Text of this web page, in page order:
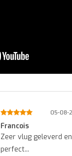
01-08-
Patrick
Identieke
de originele, zeer goede